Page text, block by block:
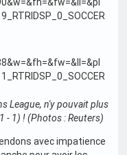
League, n'y pouvait plus
- 1) ! (Photos : Reuters)
avec impatience